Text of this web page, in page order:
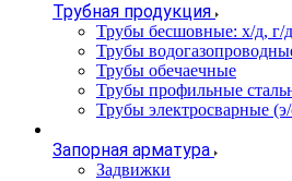
Трубная продукция
Трубы бесшовные: х/д, г/д
Трубы
Трубы обечаечные
Трубы профильные
Трубы электросварные
Запорная арматура
Задвижки